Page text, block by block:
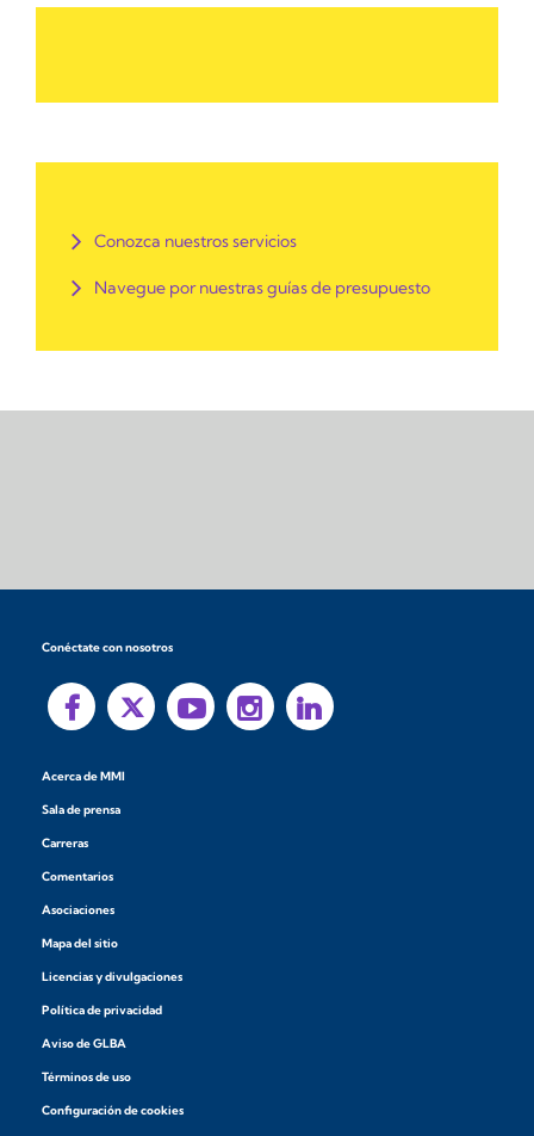
Conozca nuestros servicios
Navegue por nuestras guías de presupuesto
Conéctate con nosotros
Acerca de MMI
Sala de prensa
Carreras
Comentarios
Asociaciones
Mapa del sitio
Licencias y divulgaciones
Política de privacidad
Aviso de GLBA
Términos de uso
Configuración de cookies